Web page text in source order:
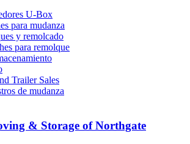
U-Box
para mudanza
y remolcado
para remolque
Trailer Sales
de mudanza
& Storage of Northgate